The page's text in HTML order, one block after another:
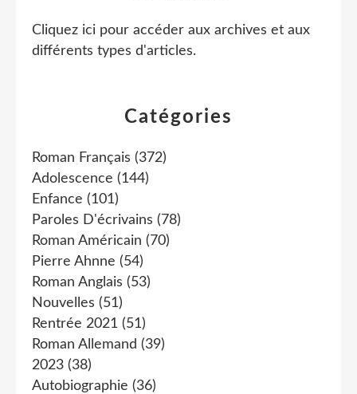
Catégories
Roman Français (372)
Adolescence (144)
Enfance (101)
Paroles D'écrivains (78)
Roman Américain (70)
Pierre Ahnne (54)
Roman Anglais (53)
Nouvelles (51)
Rentrée 2021 (51)
Roman Allemand (39)
2023 (38)
Autobiographie (36)
Cliquez ici pour accéder aux archives et aux
différents types d'articles.